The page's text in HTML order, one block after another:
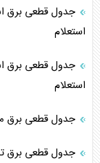
استعلام
استعلام
جدول قطعی برق مشهد فردا جمعه
جدول قطعی برق تبریز فردا جمعه